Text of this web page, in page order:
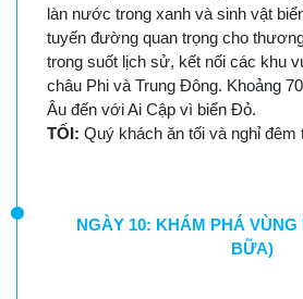
làn nước trong xanh và sinh vật
tuyến đường quan trọng cho
trong suốt lịch sử, kết nối các khu
châu Phi và Trung Đông. Khoảng
Âu đến với Ai Cập vì biển Đỏ.
TỐI: Quý khách ăn tối và nghỉ đêm
NGÀY 10: KHÁM PHÁ
BỮA)